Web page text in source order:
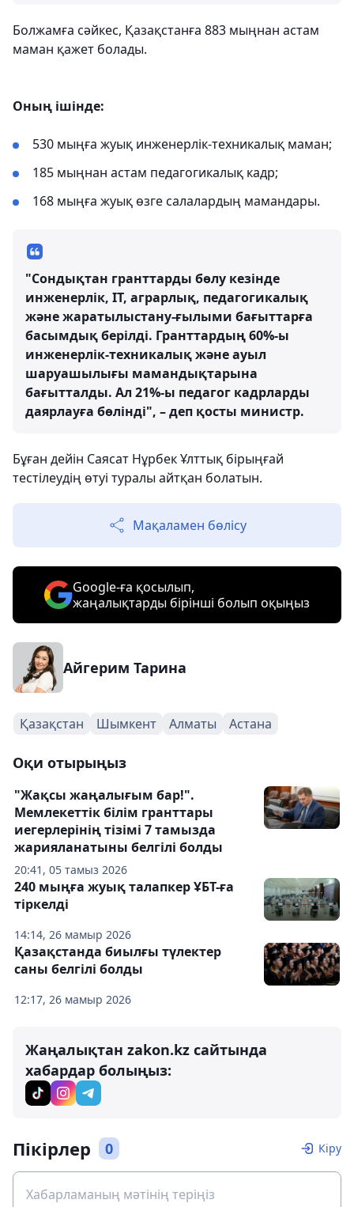
Болжамға сәйкес, Қазақстанға 883 мыңнан астам
маман қажет болады.
Оның ішінде:
530 мыңға жуық инженерлік-техникалық маман;
185 мыңнан астам педагогикалық кадр;
168 мыңға жуық өзге салалардың мамандары.
"Сондықтан гранттарды бөлу кезінде
инженерлік, IT, аграрлық, педагогикалық
және жаратылыстану-ғылыми бағыттарға
басымдық берілді. Гранттардың 60%-ы
инженерлік-техникалық және ауыл
шаруашылығы мамандықтарына
бағытталды. Ал 21%-ы педагог кадрларды
даярлауға бөлінді", – деп қосты министр.
Бұған дейін Саясат Нұрбек Ұлттық бірыңғай
тестілеудің өтуі туралы айтқан болатын.
Мақаламен бөлісу
Google-ға қосылып,
жаңалықтарды бірінші болып оқыңыз
Айгерим Тарина
Қазақстан Шымкент Алматы Астана
Оқи отырыңыз
20:41, 05 тамыз 2026
"Жақсы жаңалығым бар!".
Мемлекеттік білім гранттары
иегерлерінің тізімі 7 тамызда
жарияланатыны белгілі болды
14:14, 26 мамыр 2026
240 мыңға жуық талапкер ҰБТ-ға
тіркелді
12:17, 26 мамыр 2026
Қазақстанда биылғы түлектер
саны белгілі болды
Жаңалықтан zakon.kz сайтында
хабардар болыңыз:
Пікірлер 0 Кіру